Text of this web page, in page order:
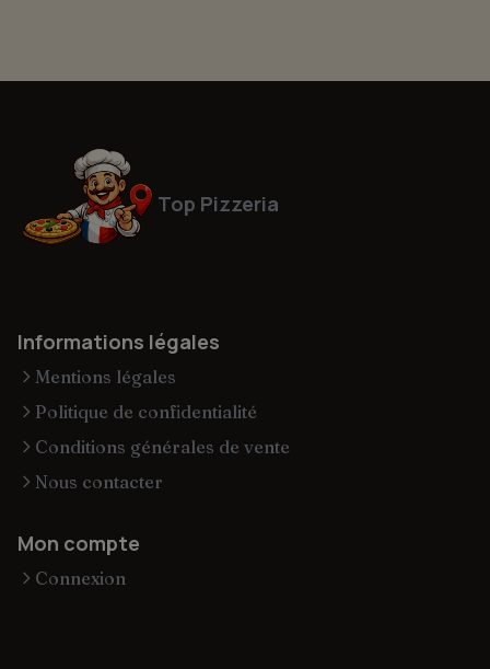
Top Pizzeria
Informations légales
Mentions légales
Politique de confidentialité
Conditions générales de vente
Nous contacter
Mon compte
Connexion